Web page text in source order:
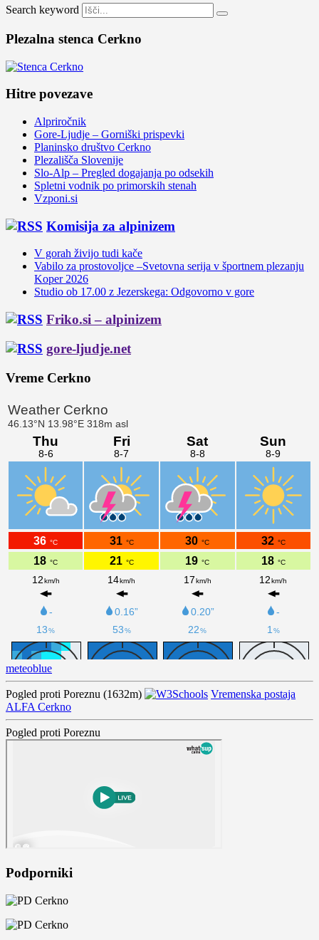
Search keyword
Plezalna stenca Cerkno
Hitre povezave
Alpriročnik
Gore-Ljudje – Gorniški prispevki
Planinsko društvo Cerkno
Plezališča Slovenije
Slo-Alp – Pregled dogajanja po odsekih
Spletni vodnik po primorskih stenah
Vzponi.si
Komisija za alpinizem
V gorah živijo tudi kače
Vabilo za prostovoljce –Svetovna serija v športnem plezanju
Koper 2026
Studio ob 17.00 z Jezerskega: Odgovorno v gore
Friko.si – alpinizem
gore-ljudje.net
Vreme Cerkno
meteoblue
Pogled proti Poreznu (1632m)
Vremenska postaja
ALFA Cerkno
Pogled proti Poreznu
Podporniki